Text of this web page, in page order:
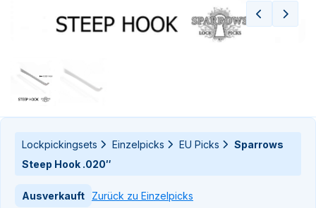
Lockpickingsets Einzelpicks EU Picks
Sparrows
Steep Hook .020″
Ausverkauft Zurück zu Einzelpicks